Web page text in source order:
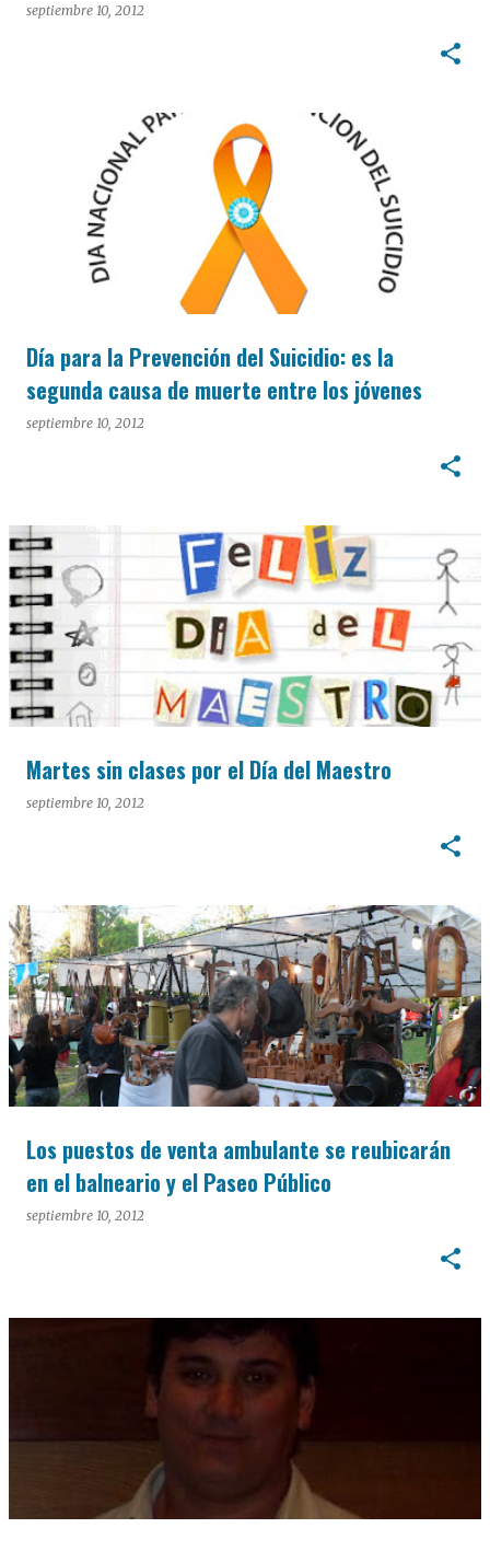
septiembre 10, 2012
Día para la Prevención del Suicidio: es la
segunda causa de muerte entre los jóvenes
septiembre 10, 2012
Martes sin clases por el Día del Maestro
septiembre 10, 2012
Los puestos de venta ambulante se reubicarán
en el balneario y el Paseo Público
septiembre 10, 2012